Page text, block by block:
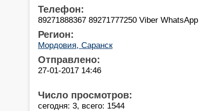
Телефон:
89271888367 89271777250 Viber WhatsApp
Регион:
Мордовия, Саранск
Отправлено:
27-01-2017 14:46
Число просмотров:
сегодня: 3, всего: 1544